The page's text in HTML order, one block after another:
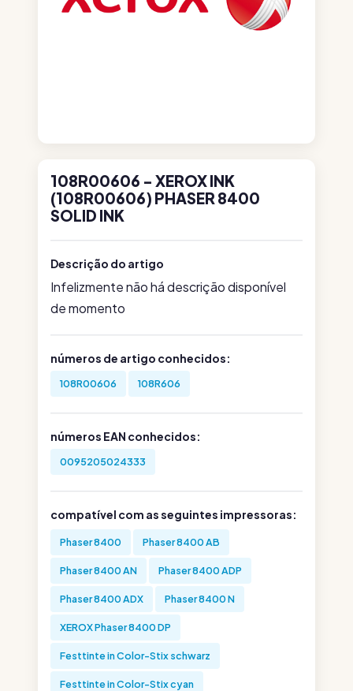
108R00606 - XEROX INK
(108R00606) PHASER 8400
SOLID INK
Descrição do artigo
Infelizmente não há descrição disponível
de momento
números de artigo conhecidos:
108R00606 108R606
números EAN conhecidos:
0095205024333
compatível com as seguintes impressoras:
Phaser 8400 Phaser 8400 AB
Phaser 8400 AN Phaser 8400 ADP
Phaser 8400 ADX Phaser 8400 N
XEROX Phaser 8400 DP
Festtinte in Color-Stix schwarz
Festtinte in Color-Stix cyan